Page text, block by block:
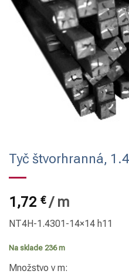
Tyč štvorhranná,
1,72 €/ m
NT4H-1.4301-14×14 h11
Na sklade 236 m
Množstvo v m: